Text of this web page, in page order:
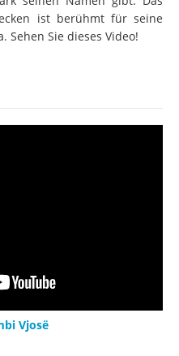
ist berühmt für seine
Sehen Sie dieses Video!
Vjosë